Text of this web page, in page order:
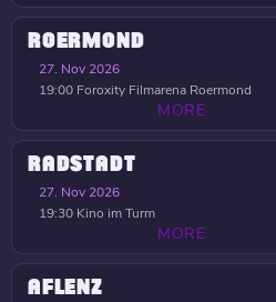
ROERMOND
27. Nov 2026
19:00 Foroxity Filmarena Roermond
MORE
RADSTADT
27. Nov 2026
19:30 Kino im Turm
MORE
AFLENZ